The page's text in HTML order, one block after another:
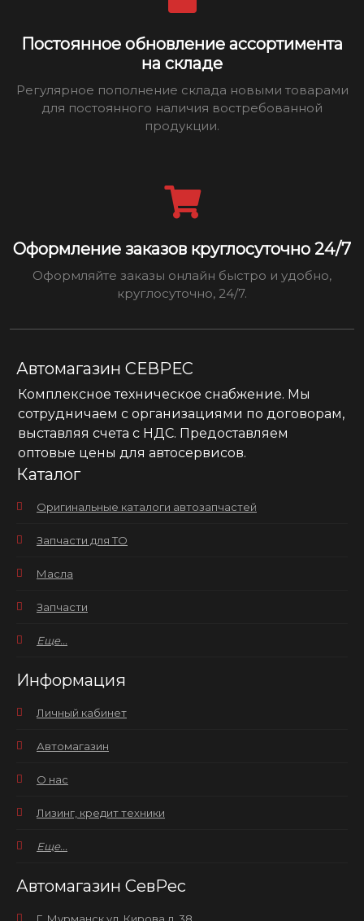
Постоянное обновление ассортимента
на складе
Регулярное пополнение склада новыми товарами
для постоянного наличия востребованной
продукции.
Оформление заказов круглосуточно 24/7
Оформляйте заказы онлайн быстро и удобно,
круглосуточно, 24/7.
Автомагазин СЕВРЕС
Комплексное техническое снабжение. Мы
сотрудничаем с организациями по договорам,
выставляя счета с НДС. Предоставляем
оптовые цены для автосервисов.
Каталог
Оригинальные каталоги автозапчастей
Запчасти для ТО
Масла
Запчасти
Еще...
Информация
Личный кабинет
Автомагазин
О нас
Лизинг, кредит техники
Еще...
Автомагазин СевРес